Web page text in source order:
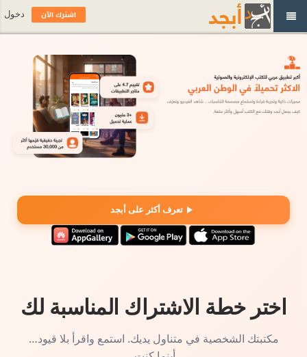
تعرف أكثر على أبجد
اختر خطة الاشتراك المناسبة لك
مكتبتك الشخصية في متناول يديك. استمع واقرأ بلا قيود…
اشترك الآن دخول